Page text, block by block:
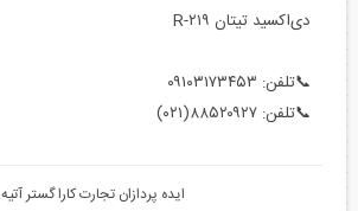
دی‌اکسید تیتان R-۲۱۹
📞تلفن: ۰۹۱۰۳۱۷۳۴۵۳
📞تلفن: ۸۸۵۲۰۹۲۷(۰۲۱)
ایده پردازان تجارت کارا گستر آتیه